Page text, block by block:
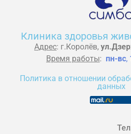
Клиника здоровья
Адрес: г.Королёв,
Время работы: пн-вс,
Политика в отношении
данных